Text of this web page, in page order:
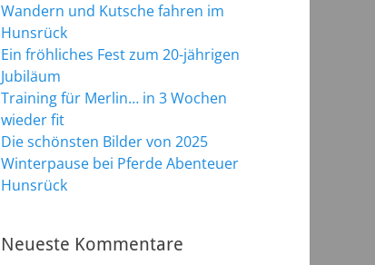
Wandern und Kutsche fahren im
Hunsrück
Ein fröhliches Fest zum 20-jährigen
Jubiläum
Training für Merlin… in 3 Wochen
wieder fit
Die schönsten Bilder von 2025
Winterpause bei Pferde Abenteuer
Hunsrück
Neueste Kommentare